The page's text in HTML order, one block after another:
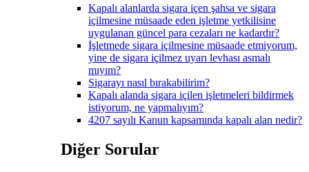
Kapalı alanlarda sigara içen şahsa ve sigara
içilmesine müsaade eden işletme yetkilisine
uygulanan güncel para cezaları ne kadardır?
İşletmede sigara içilmesine müsaade etmiyorum,
yine de sigara içilmez uyarı levhası asmalı
mıyım?
Sigarayı nasıl bırakabilirim?
Kapalı alanda sigara içilen işletmeleri bildirmek
istiyorum, ne yapmalıyım?
4207 sayılı Kanun kapsamında kapalı alan nedir?
Diğer Sorular